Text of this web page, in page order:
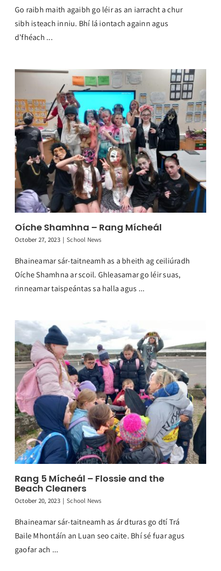
Go raibh maith agaibh go léir as an iarracht a chur
sibh isteach inniu. Bhí lá iontach againn agus
d’fhéach ...
Oíche Shamhna – Rang Mícheál
October 27, 2023 | School News
Bhaineamar sár-taitneamh as a bheith ag ceiliúradh
Oíche Shamhna ar scoil. Ghleasamar go léir suas,
rinneamar taispeántas sa halla agus ...
Rang 5 Mícheál – Flossie and the
Beach Cleaners
October 20, 2023 | School News
Bhaineamar sár-taitneamh as ár dturas go dtí Trá
Baile Mhontáín an Luan seo caite. Bhí sé fuar agus
gaofar ach ...